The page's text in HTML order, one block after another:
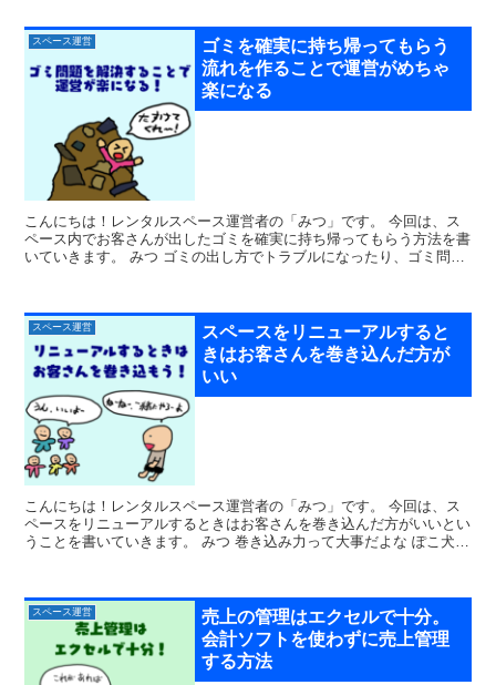
スペース運営
ゴミを確実に持ち帰ってもらう
流れを作ることで運営がめちゃ
楽になる
こんにちは！レンタルスペース運営者の「みつ」です。 今回は、ス
ペース内でお客さんが出したゴミを確実に持ち帰ってもらう方法を書
いていきます。 みつ ゴミの出し方でトラブルになったり、ゴミ問題
スペース運営
スペースをリニューアルすると
きはお客さんを巻き込んだ方が
いい
こんにちは！レンタルスペース運営者の「みつ」です。 今回は、ス
ペースをリニューアルするときはお客さんを巻き込んだ方がいいとい
うことを書いていきます。 みつ 巻き込み力って大事だよな ぽこ犬
スペース運営
売上の管理はエクセルで十分。
会計ソフトを使わずに売上管理
する方法